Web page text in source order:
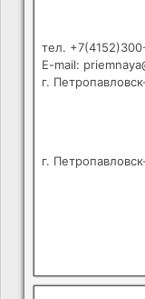
тел.
E-mail:
г.
г.